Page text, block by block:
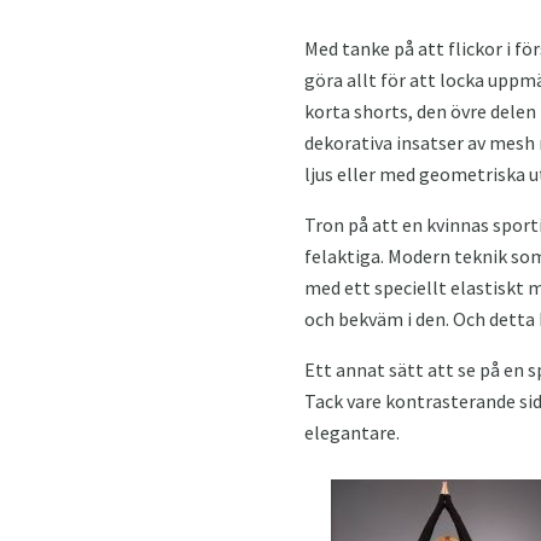
Med tanke på att flickor i
göra allt för att locka
korta shorts, den övre
dekorativa insatser av
ljus eller med geometriska
Tron på att en kvinnas
felaktiga. Modern teknik
med ett speciellt elastiskt
och bekväm i den. Och
Ett annat sätt att se på en
Tack vare kontrasterande
elegantare.